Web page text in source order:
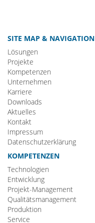
SITE MAP & NAVIGATION
Lösungen
Projekte
Kompetenzen
Unternehmen
Karriere
Downloads
Aktuelles
Kontakt
Impressum
Datenschutzerklärung
KOMPETENZEN
Technologien
Entwicklung
Projekt-Management
Qualitätsmanagement
Produktion
Service